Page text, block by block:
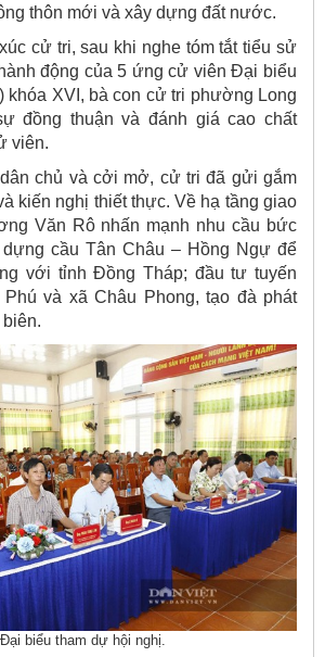
thôn mới và xây dựng đất nước.
cử tri, sau khi nghe tóm tắt tiểu sử
động của 5 ứng cử viên Đại biểu
khóa XVI, bà con cử tri phường Long
đồng thuận và đánh giá cao chất
viên.
chủ và cởi mở, cử tri đã gửi gắm
kiến nghị thiết thực. Về hạ tầng giao
Văn Rô nhấn mạnh nhu cầu bức
cầu Tân Châu – Hồng Ngự để
với tỉnh Đồng Tháp; đầu tư tuyến
và xã Châu Phong, tạo đà phát
Đại biểu tham dự hội nghị.